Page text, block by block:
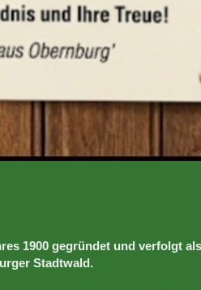
1900 gegründet und verfolgt
Stadtwald.